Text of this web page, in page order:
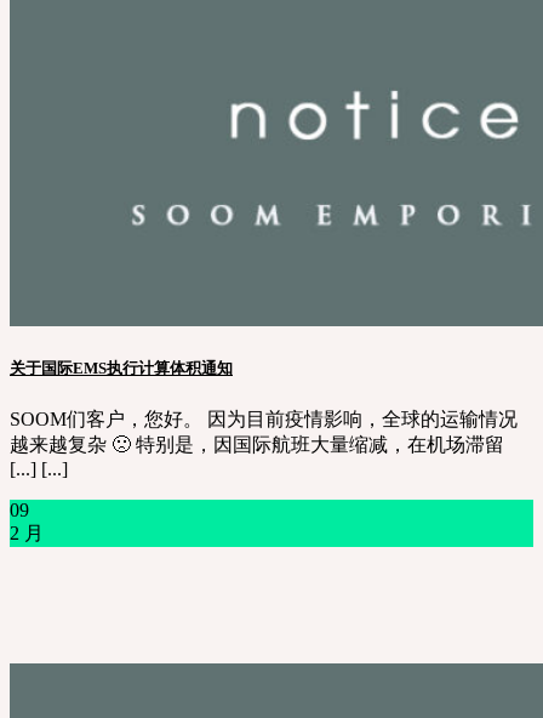
关于国际EMS执行计算体积通知
SOOM们客户，您好。 因为目前疫情影响，全球的运输情况
越来越复杂 🙁 特别是，因国际航班大量缩减，在机场滞留
[...] [...]
09
2 月